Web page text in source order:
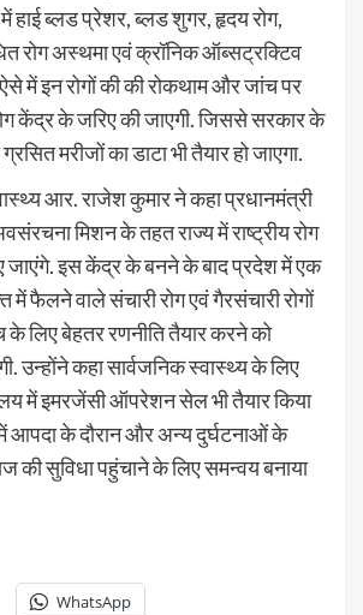
में हाई ब्लड प्रेशर, ब्लड शुगर, हृदय रोग,
रोग अस्थमा एवं क्रॉनिक ऑब्सट्रक्टिव
में इन रोगों की की रोकथाम और जांच पर
रोग केंद्र के जरिए की जाएगी. जिससे सरकार के
मरीजों का डाटा भी तैयार हो जाएगा.
आर. राजेश कुमार ने कहा प्रधानमंत्री
मिशन के तहत राज्य में राष्ट्रीय रोग
जाएंगे. इस केंद्र के बनने के बाद प्रदेश में एक
में फैलने वाले संचारी रोग एवं गैरसंचारी रोगों
के लिए बेहतर रणनीति तैयार करने को
उन्होंने कहा सार्वजनिक स्वास्थ्य के लिए
में इमरजेंसी ऑपरेशन सेल भी तैयार किया
आपदा के दौरान और अन्य दुर्घटनाओं के
की सुविधा पहुंचाने के लिए समन्वय बनाया
WhatsApp